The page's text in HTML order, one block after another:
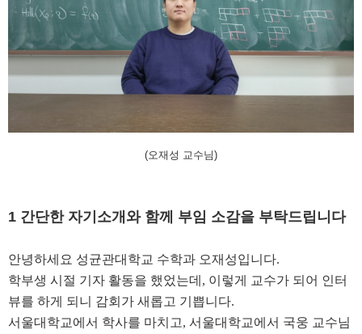
(오재성 교수님)
1 간단한 자기소개와 함께 부임 소감을 부탁드립니다
안녕하세요 성균관대학교 수학과 오재성입니다.
학부생 시절 기자 활동을 했었는데 , 이렇게 교수가 되어 인터
뷰를 하게 되니 감회가 새롭고 기쁩니다.
서울대학교에서 학사를 마치고, 서울대학교에서 국웅 교수님